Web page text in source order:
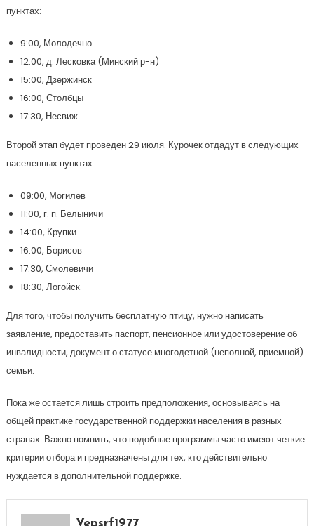
пунктах:
9:00, Молодечно
12:00, д. Лесковка (Минский р-н)
15:00, Дзержинск
16:00, Столбцы
17:30, Несвиж.
Второй этап будет проведен 29 июля. Курочек отдадут в следующих
населенных пунктах:
09:00, Могилев
11:00, г. п. Белыничи
14:00, Крупки
16:00, Борисов
17:30, Смолевичи
18:30, Логойск.
Для того, чтобы получить бесплатную птицу, нужно написать
заявление, предоставить паспорт, пенсионное или удостоверение об
инвалидности, документ о статусе многодетной (неполной, приемной)
семьи.
Пока же остается лишь строить предположения, основываясь на
общей практике государственной поддержки населения в разных
странах. Важно помнить, что подобные программы часто имеют четкие
критерии отбора и предназначены для тех, кто действительно
нуждается в дополнительной поддержке.